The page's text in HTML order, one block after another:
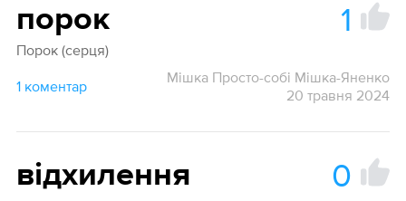
порок 1
Порок (серця)
1 коментар
Мішка Просто-собі Мішка-Яненко
20 травня 2024
відхилення 0